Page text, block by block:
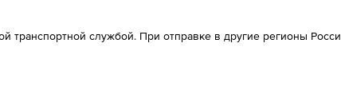
транспортной службой. При отправке в другие регионы